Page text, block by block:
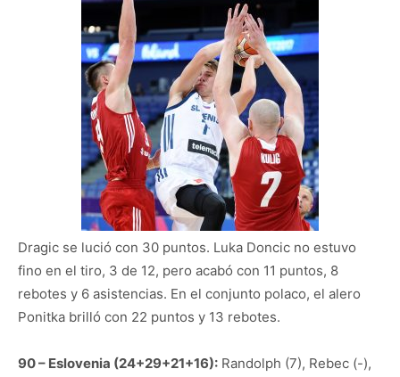
Dragic se lució con 30 puntos. Luka Doncic no estuvo
fino en el tiro, 3 de 12, pero acabó con 11 puntos, 8
rebotes y 6 asistencias. En el conjunto polaco, el alero
Ponitka brilló con 22 puntos y 13 rebotes.
90 – Eslovenia (24+29+21+16): Randolph (7), Rebec (-),